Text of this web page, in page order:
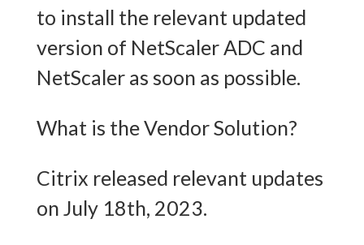
to install the relevant updated
version of NetScaler ADC and
NetScaler as soon as possible.
What is the Vendor Solution?
Citrix released relevant updates
on July 18th, 2023.